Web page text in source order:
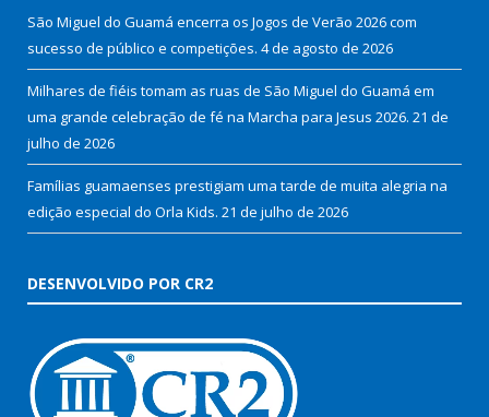
São Miguel do Guamá encerra os Jogos de Verão 2026 com
sucesso de público e competições. 4 de agosto de 2026
Milhares de fiéis tomam as ruas de São Miguel do Guamá em
uma grande celebração de fé na Marcha para Jesus 2026. 21 de
julho de 2026
Famílias guamaenses prestigiam uma tarde de muita alegria na
edição especial do Orla Kids. 21 de julho de 2026
DESENVOLVIDO POR CR2